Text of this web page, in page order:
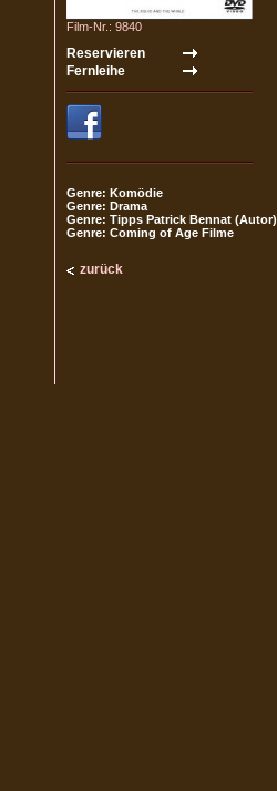
Film-Nr.: 9840
Genre: Komödie
Genre: Drama
Genre: Tipps Patrick Bennat (Autor)
Genre: Coming of Age Filme
zurück